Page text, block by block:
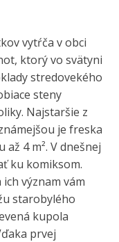
vytŕča v obci
ktorý vo svätyni
stredovekého
steny
Najstaršie z
je freska
4 m². V dnešnej
ku komiksom.
význam vám
starobylého
kupola
prvej